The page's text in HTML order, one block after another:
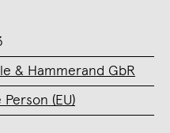
& Hammerand GbR
(EU)